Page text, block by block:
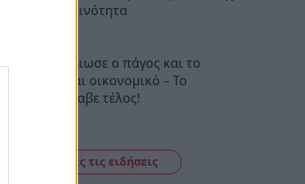
την καθημερινότητα
Μυστράς: Έλιωσε ο πάγος και το
έγκλημα είναι οικονομικό – Το
ρεπορτάζ έλαβε τέλος!
Δείτε όλες τις ειδήσεις